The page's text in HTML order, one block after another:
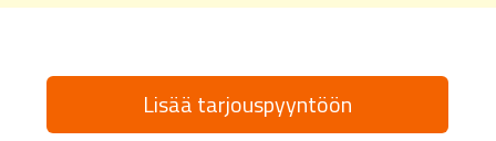
Lisää tarjouspyyntöön